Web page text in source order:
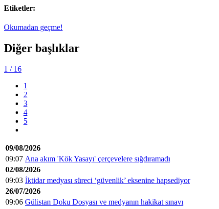
Etiketler:
Okumadan geçme!
Diğer başlıklar
1 / 16
1
2
3
4
5
09/08/2026
09:07 Ana akım 'Kök Yasayı' çerçevelere sığdıramadı
02/08/2026
09:03 İktidar medyası süreci ‘güvenlik’ eksenine hapsediyor
26/07/2026
09:06 Gülistan Doku Dosyası ve medyanın hakikat sınavı